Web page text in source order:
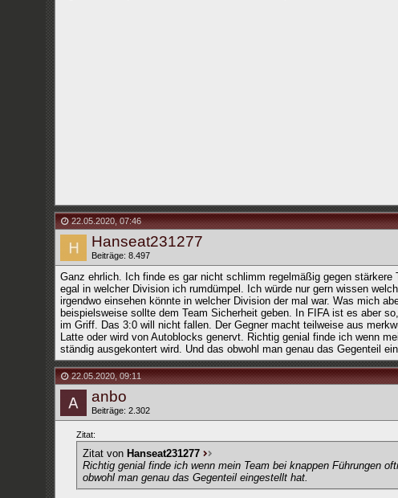
22.05.2020,07:46
Hanseat231277
Beiträge: 8.497
Ganz ehrlich. Ich finde es gar nicht schlimm regelmäßig gegen
egal in welcher Division ich rumdümpel. Ich würde nur gern wissen
irgendwo einsehen könnte in welcher Division der mal war. Was mich
beispielsweise sollte dem Team Sicherheit geben. In FIFA ist es aber
im Griff. Das 3:0 will nicht fallen. Der Gegner macht teilweise aus
Latte oder wird von Autoblocks genervt. Richtig genial finde ich wenn
ständig ausgekontert wird. Und das obwohl man genau das Gegenteil
22.05.2020,09:11
anbo
Beiträge: 2.302
Zitat:
Zitat von Hanseat231277
Richtig genial finde ich wenn mein Team bei knappen Führungen
obwohl man genau das Gegenteil eingestellt hat.